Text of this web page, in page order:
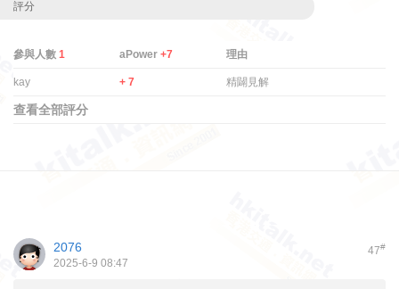
評分
參與人數 1 aPower+7 理由
kay + 7 精闢見解
查看全部評分
47#
2076
2025-6-9 08:47